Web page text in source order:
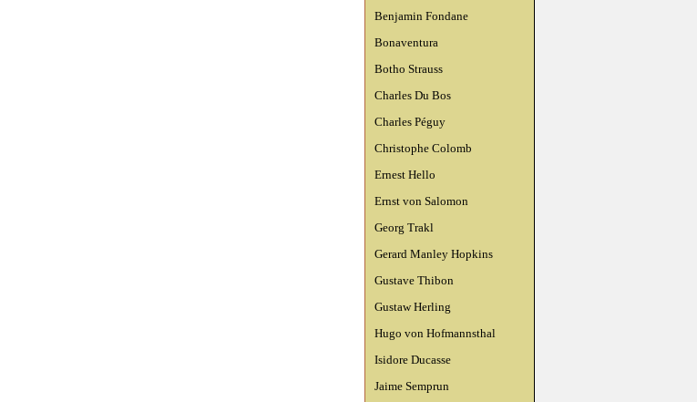
Benjamin Fondane
Bonaventura
Botho Strauss
Charles Du Bos
Charles Péguy
Christophe Colomb
Ernest Hello
Ernst von Salomon
Georg Trakl
Gerard Manley Hopkins
Gustave Thibon
Gustaw Herling
Hugo von Hofmannsthal
Isidore Ducasse
Jaime Semprun